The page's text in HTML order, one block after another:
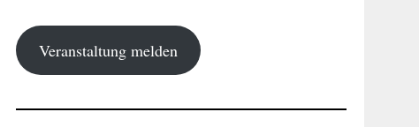
Veranstaltung melden